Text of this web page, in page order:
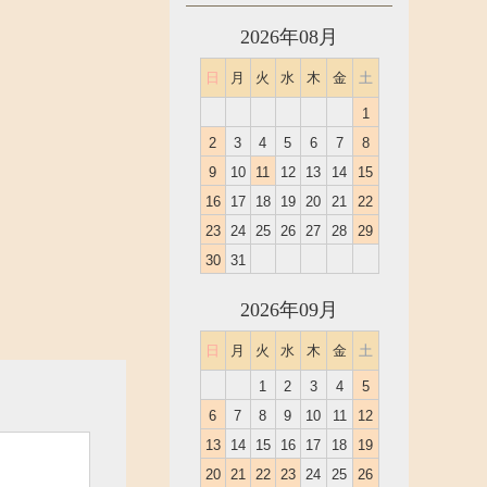
2026年08月
日 月 火 水 木 金 土
1
2
3 4 5 6 7
8
9
10 11 12 13 14
15
16
17 18 19 20 21
22
23
24 25 26 27 28
29
30
31
2026年09月
日 月 火 水 木 金 土
1 2 3 4
5
6
7 8 9 10 11
12
13
14 15 16 17 18
19
20
21 22 23 24 25 26